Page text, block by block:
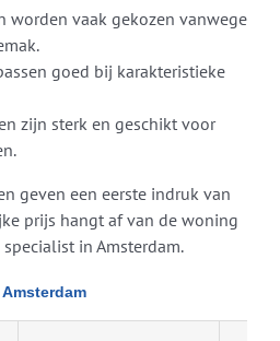
worden vaak gekozen vanwege
goed bij karakteristieke
zijn sterk en geschikt voor
geven een eerste indruk van
prijs hangt af van de woning
in Amsterdam.